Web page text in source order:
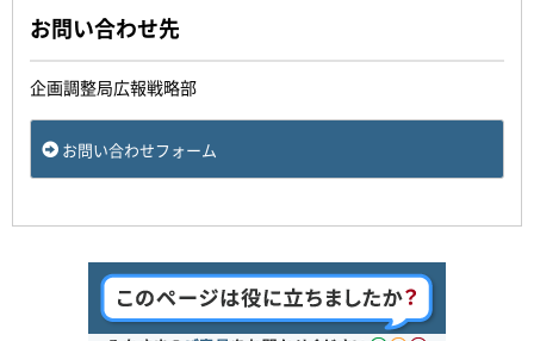
お問い合わせ先
企画調整局広報戦略部
お問い合わせフォーム